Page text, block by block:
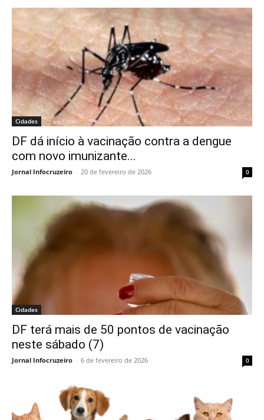
Cidades
DF dá início à vacinação contra a dengue
com novo imunizante...
Jornal Infocruzeiro - 20 de fevereiro de 2026 0
Cidades
DF terá mais de 50 pontos de vacinação
neste sábado (7)
Jornal Infocruzeiro - 6 de fevereiro de 2026 0